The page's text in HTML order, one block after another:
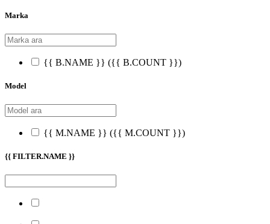
Marka
{{ B.NAME }} ({{ B.COUNT }})
Model
{{ M.NAME }} ({{ M.COUNT }})
{{ FILTER.NAME }}